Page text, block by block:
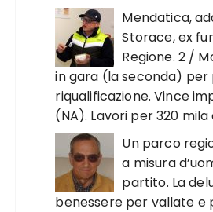
Mendatica,
Storace, ex
Regione. 2 /
in gara (la seconda)
riqualificazione. Vince
(NA). Lavori per 320 mila
Un parco
a misura
partito. La
benessere per vallate e